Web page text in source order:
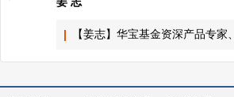
【姜志】华宝基金资深产品专家